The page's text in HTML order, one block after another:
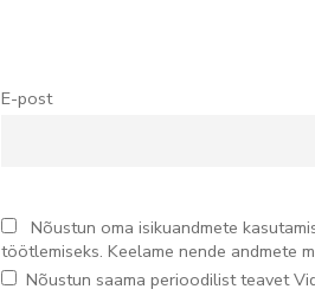
E-post
Nõustun oma isikuandmete
töötlemiseks. Keelame nende andmete
Nõustun saama perioodilist teavet